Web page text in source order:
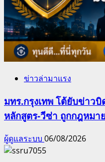
ข่าวล่ามาแรง
มทร.กรุงเทพ โต้ยับข่าว
หลักสูตร-วีซ่า ถูกกฎหมา
ผู้ดูแลระบบ 06/08/2026